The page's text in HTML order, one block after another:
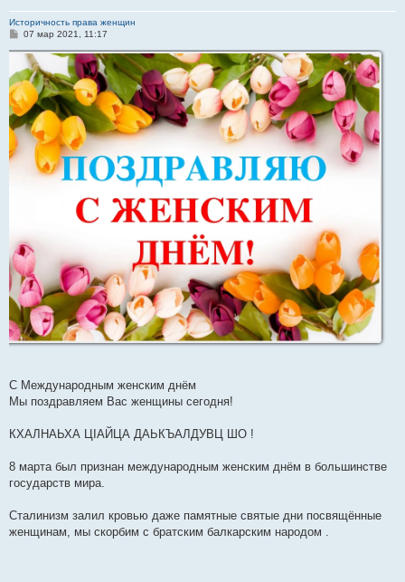
Историчность права женщин
С
о
щ
е
н
и
е
07 мар 2021, 11:17
C Международным женским днём
Мы поздравляем Вас женщины сегодня!
КХАЛНАЬХА ЦIАЙЦА ДАЬКЪАЛДУВЦ ШО !
8 марта был признан международным женским днём в большинстве
государств мира.
Сталинизм залил кровью даже памятные святые дни посвящённые
женщинам, мы скорбим с братским балкарским народом .